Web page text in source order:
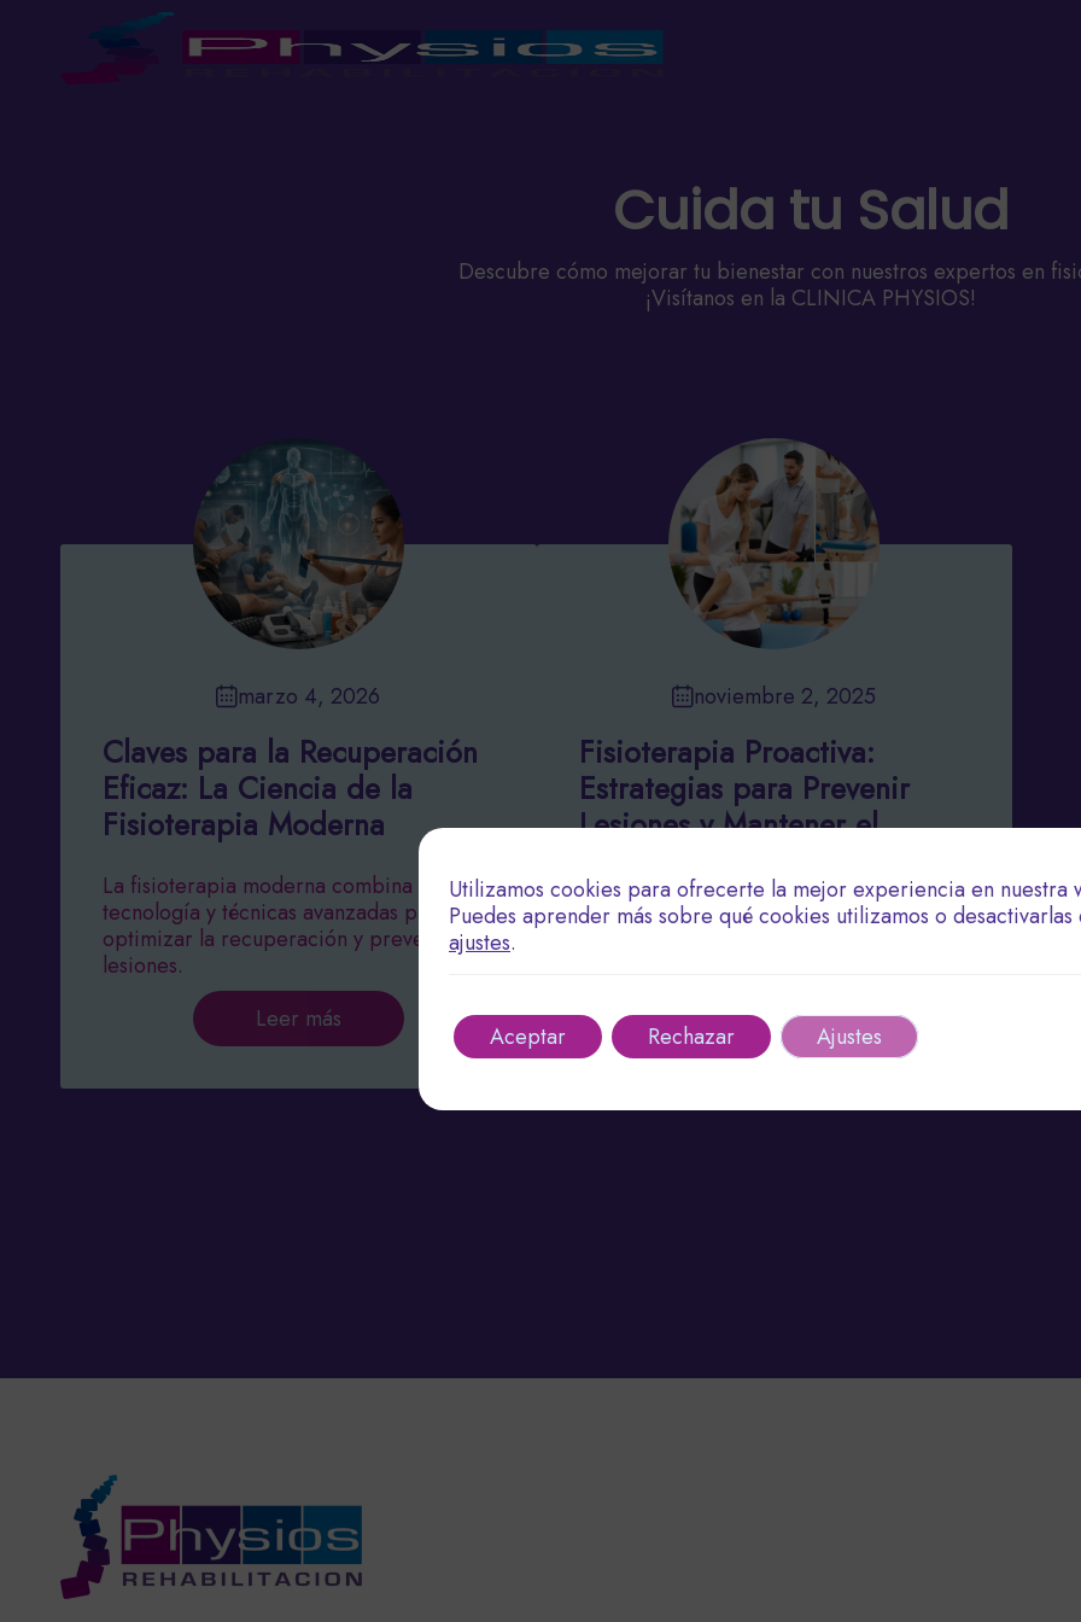
Cuida tu Salud
Descubre cómo mejorar tu bienestar con nuestros expertos en
¡Visítanos en la CLINICA PHYSIOS!
marzo 4, 2026
Claves para la Recuperación
Eficaz: La Ciencia de la
Fisioterapia Moderna
La fisioterapia moderna combina
tecnología y técnicas avanzadas para
optimizar la recuperación y prevenir
lesiones.
Leer más
noviembre 2, 2025
Fisioterapia Proactiva:
Estrategias para Prevenir
Lesiones y Mantener el
Fisioterapia proactiva en Granada,
Leer más
Utilizamos cookies para ofrecerte la mejor experiencia en nuestra
Puedes aprender más sobre qué cookies utilizamos o desactivarlas
ajustes.
Aceptar Rechazar Ajustes